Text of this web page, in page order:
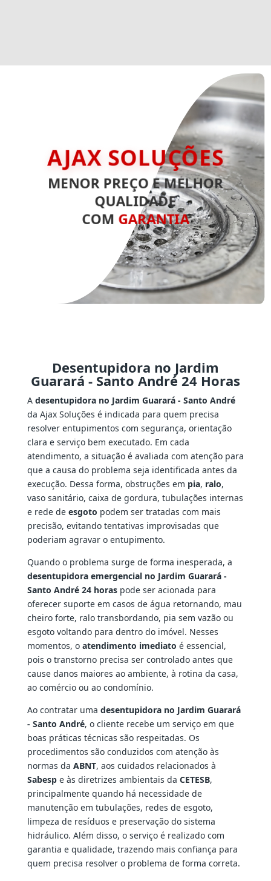
AJAX SOLUÇÕES
MENOR PREÇO E MELHOR
QUALIDADE
COM GARANTIA
Desentupidora no Jardim
Guarará - Santo André 24 Horas
A desentupidora no Jardim Guarará - Santo André
da Ajax Soluções é indicada para quem precisa
resolver entupimentos com segurança, orientação
clara e serviço bem executado. Em cada
atendimento, a situação é avaliada com atenção para
que a causa do problema seja identificada antes da
execução. Dessa forma, obstruções em pia, ralo,
vaso sanitário, caixa de gordura, tubulações internas
e rede de esgoto podem ser tratadas com mais
precisão, evitando tentativas improvisadas que
poderiam agravar o entupimento.
Quando o problema surge de forma inesperada, a
desentupidora emergencial no Jardim Guarará -
Santo André 24 horaspode ser acionada para
oferecer suporte em casos de água retornando, mau
cheiro forte, ralo transbordando, pia sem vazão ou
esgoto voltando para dentro do imóvel. Nesses
momentos, o atendimento imediato é essencial,
pois o transtorno precisa ser controlado antes que
cause danos maiores ao ambiente, à rotina da casa,
ao comércio ou ao condomínio.
Ao contratar uma desentupidora no Jardim Guarará
- Santo André, o cliente recebe um serviço em que
boas práticas técnicas são respeitadas. Os
procedimentos são conduzidos com atenção às
normas da ABNT, aos cuidados relacionados à
Sabespe às diretrizes ambientais da CETESB,
principalmente quando há necessidade de
manutenção em tubulações, redes de esgoto,
limpeza de resíduos e preservação do sistema
hidráulico. Além disso, o serviço é realizado com
garantia e qualidade, trazendo mais confiança para
quem precisa resolver o problema de forma correta.